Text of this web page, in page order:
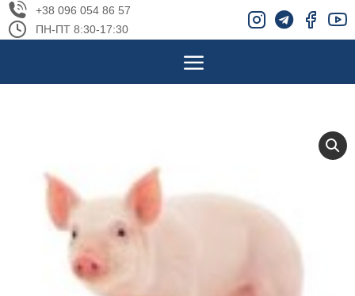
+38 096 054 86 57
ПН-ПТ 8:30-17:30